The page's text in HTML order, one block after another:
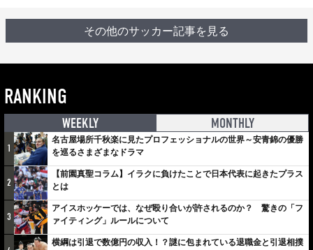
その他のサッカー記事を見る
RANKING
WEEKLY MONTHLY
1
名古屋場所千秋楽に見たプロフェッショナルの世界～安青錦の優勝
を巡るさまざまなドラマ
2
【前園真聖コラム】イラクに負けたことで日本代表に起きたプラス
とは
3
アイスホッケーでは、なぜ殴り合いが許されるのか？ 驚きの「フ
ァイティング」ルールについて
横綱は引退で数億円の収入！？謎に包まれている退職金と引退相撲